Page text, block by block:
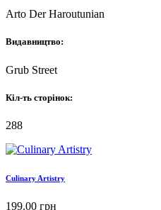
Arto Der Haroutunian
Видавництво:
Grub Street
Кіл-ть сторінок:
288
Culinary Artistry
199.00 грн